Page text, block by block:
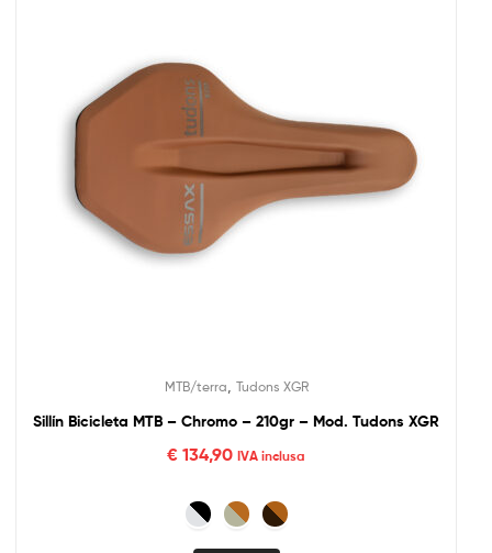
MTB/terra Tudons XGR
Sillín Bicicleta MTB – Chromo – 210gr – Mod. Tudons XGR
€ 134,90 IVA inclusa